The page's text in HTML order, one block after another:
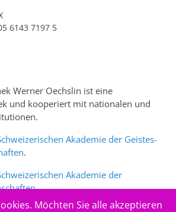
6143 7197 5
Werner Oechslin ist eine
und kooperiert mit nationalen und
Akademie der Geistes-
.
Akademie der
.
Möchten Sie alle akzeptieren